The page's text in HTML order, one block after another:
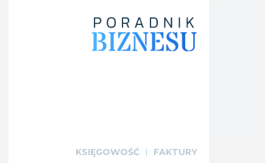
KSIĘGOWOŚĆ FAKTURY